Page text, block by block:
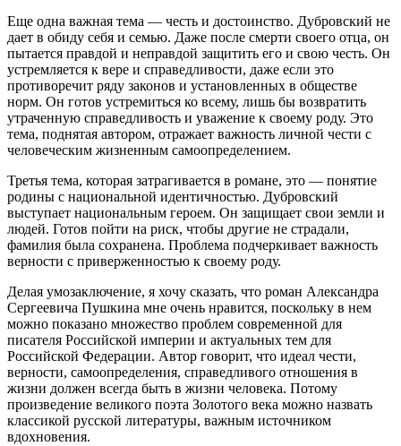
Еще одна важная тема — честь и достоинство. Дубровский не
дает в обиду себя и семью. Даже после смерти своего отца, он
пытается правдой и неправдой защитить его и свою честь. Он
устремляется к вере и справедливости, даже если это
противоречит ряду законов и установленных в обществе
норм. Он готов устремиться ко всему, лишь бы возвратить
утраченную справедливость и уважение к своему роду. Это
тема, поднятая автором, отражает важность личной чести с
человеческим жизненным самоопределением.
Третья тема, которая затрагивается в романе, это — понятие
родины с национальной идентичностью. Дубровский
выступает национальным героем. Он защищает свои земли и
людей. Готов пойти на риск, чтобы другие не страдали,
фамилия была сохранена. Проблема подчеркивает важность
верности с приверженностью к своему роду.
Делая умозаключение, я хочу сказать, что роман Александра
Сергеевича Пушкина мне очень нравится, поскольку в нем
можно показано множество проблем современной для
писателя Российской империи и актуальных тем для
Российской Федерации. Автор говорит, что идеал чести,
верности, самоопределения, справедливого отношения в
жизни должен всегда быть в жизни человека. Потому
произведение великого поэта Золотого века можно назвать
классикой русской литературы, важным источником
вдохновения.